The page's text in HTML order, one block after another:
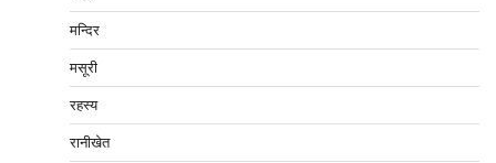
मन्दिर
मसूरी
रहस्य
रानीखेत